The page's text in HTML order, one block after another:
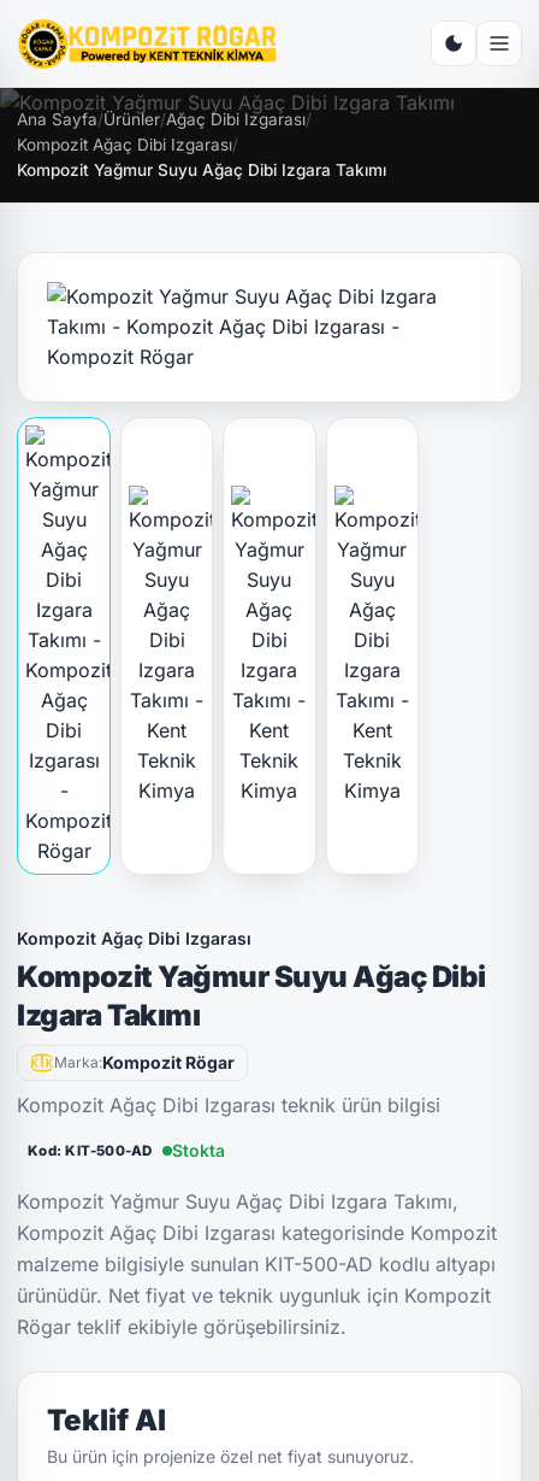
Ana Sayfa/Ürünler/Ağaç Dibi Izgarası/
Kompozit Ağaç Dibi Izgarası/
Kompozit Yağmur Suyu Ağaç Dibi Izgara Takımı
Kompozit Ağaç Dibi Izgarası
Kompozit Yağmur Suyu Ağaç Dibi
Izgara Takımı
Marka:Kompozit Rögar
Kompozit Ağaç Dibi Izgarası teknik ürün bilgisi
Kod: KIT-500-AD Stokta
Kompozit Yağmur Suyu Ağaç Dibi Izgara Takımı,
Kompozit Ağaç Dibi Izgarası kategorisinde Kompozit
malzeme bilgisiyle sunulan KIT-500-AD kodlu altyapı
ürünüdür. Net fiyat ve teknik uygunluk için Kompozit
Rögar teklif ekibiyle görüşebilirsiniz.
Teklif Al
Bu ürün için projenize özel net fiyat sunuyoruz.